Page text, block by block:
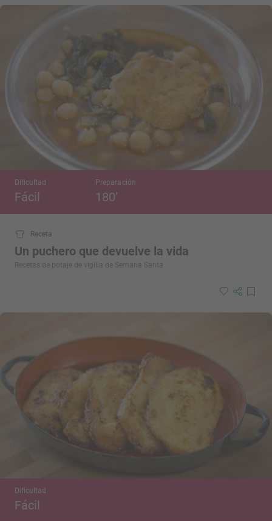
Receta
Dificultad
Fácil
Preparación
180’
Un puchero que devuelve la vida
Recetas de potaje de vigilia de Semana Santa
Dificultad
Fácil